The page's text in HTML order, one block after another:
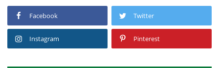
Facebook Twitter
Instagram Pinterest